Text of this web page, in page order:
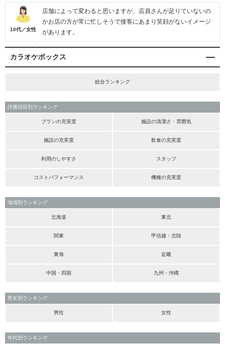
10代／女性
店舗によって変わると思いますが、店員さんが足りていないの
かお店の方が常に忙しそうで接客にあまり笑顔がないイメージ
があります。
カラオケボックス
総合ランキング
評価項目別ランキング
プランの充実度 施設の清潔さ・雰囲気
施設の充実度 飲食の充実度
利用のしやすさ スタッフ
コストパフォーマンス 機種の充実度
地域別ランキング
北海道 東北
関東 甲信越・北陸
東海 近畿
中国・四国 九州・沖縄
男女別ランキング
男性 女性
年代別ランキング